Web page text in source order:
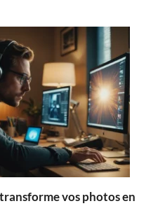
vos photos en